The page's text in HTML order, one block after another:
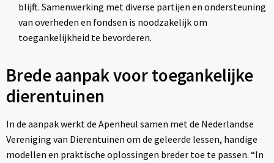
blijft. Samenwerking met diverse partijen en ondersteuning
van overheden en fondsen is noodzakelijk om
toegankelijkheid te bevorderen.
Brede aanpak voor toegankelijke
dierentuinen
In de aanpak werkt de Apenheul samen met de Nederlandse
Vereniging van Dierentuinen om de geleerde lessen, handige
modellen en praktische oplossingen breder toe te passen. “In